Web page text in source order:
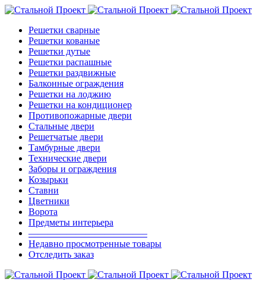
Решетки сварные
Решетки кованые
Решетки дутые
Решетки распашные
Решетки раздвижные
Балконные ограждения
Решетки на лоджию
Решетки на кондиционер
Противопожарные двери
Стальные двери
Решетчатые двери
Тамбурные двери
Технические двери
Заборы и ограждения
Козырьки
Ставни
Цветники
Ворота
Предметы интерьера
————————————–
Недавно просмотренные товары
Отследить заказ